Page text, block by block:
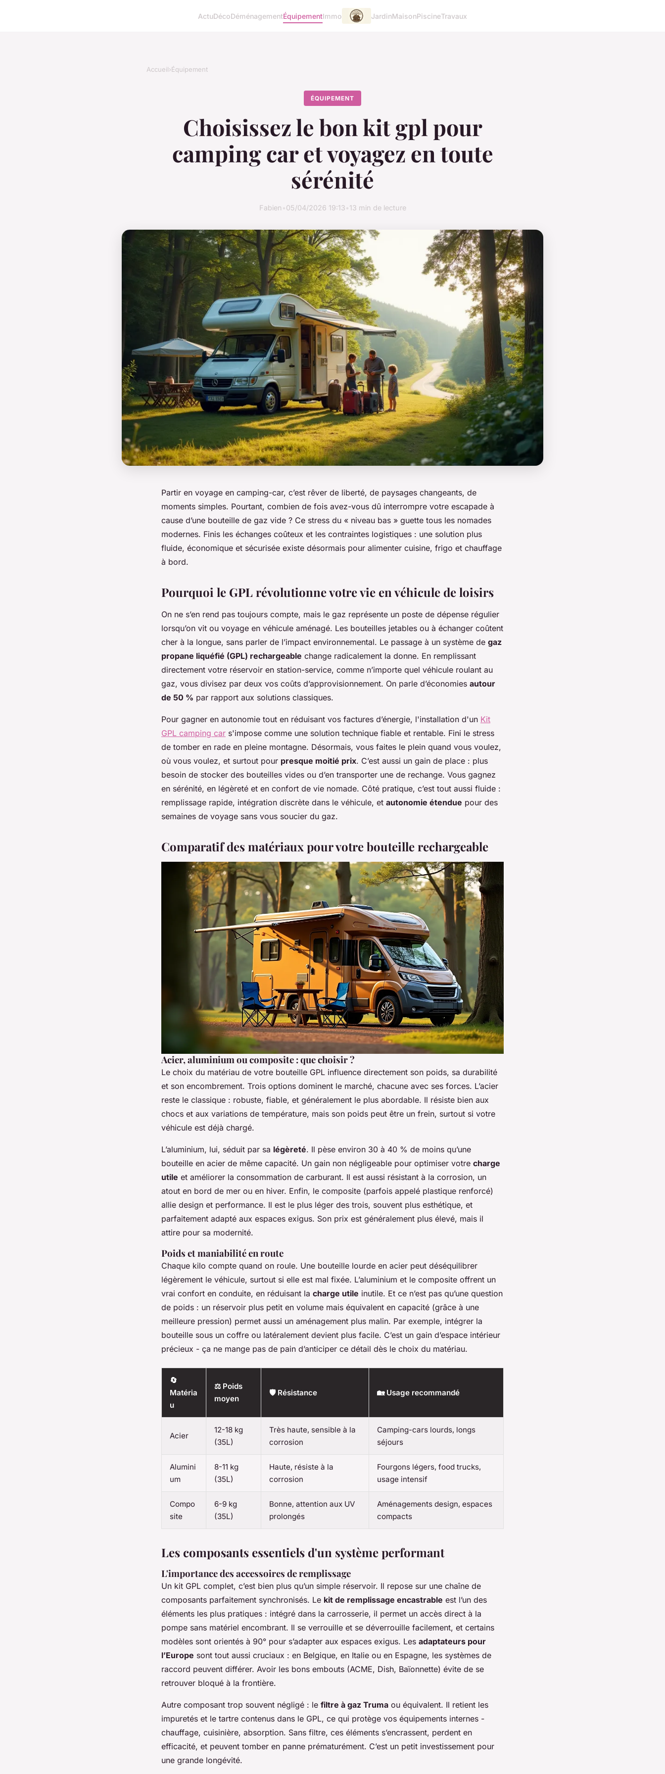
ActuDécoDéménagementÉquipementImmo JardinMaisonPiscineTravaux
Accueil›Équipement
ÉQUIPEMENT
Choisissez le bon kit gpl pour
camping car et voyagez en toute
sérénité
Fabien 05/04/2026 19:13 13 min de lecture
Partir en voyage en camping-car, c’est rêver de liberté, de paysages changeants, de
moments simples. Pourtant, combien de fois avez-vous dû interrompre votre escapade à
cause d’une bouteille de gaz vide ? Ce stress du « niveau bas » guette tous les nomades
modernes. Finis les échanges coûteux et les contraintes logistiques : une solution plus
fluide, économique et sécurisée existe désormais pour alimenter cuisine, frigo et chauffage
à bord.
Pourquoi le GPL révolutionne votre vie en véhicule de loisirs
On ne s’en rend pas toujours compte, mais le gaz représente un poste de dépense régulier
lorsqu’on vit ou voyage en véhicule aménagé. Les bouteilles jetables ou à échanger coûtent
cher à la longue, sans parler de l’impact environnemental. Le passage à un système de gaz
propane liquéfié (GPL) rechargeable change radicalement la donne. En remplissant
directement votre réservoir en station-service, comme n’importe quel véhicule roulant au
gaz, vous divisez par deux vos coûts d’approvisionnement. On parle d’économies autour
de 50 % par rapport aux solutions classiques.
Pour gagner en autonomie tout en réduisant vos factures d’énergie, l'installation d'un Kit
GPL camping car s'impose comme une solution technique fiable et rentable. Fini le stress
de tomber en rade en pleine montagne. Désormais, vous faites le plein quand vous voulez,
où vous voulez, et surtout pour presque moitié prix. C’est aussi un gain de place : plus
besoin de stocker des bouteilles vides ou d’en transporter une de rechange. Vous gagnez
en sérénité, en légèreté et en confort de vie nomade. Côté pratique, c’est tout aussi fluide :
remplissage rapide, intégration discrète dans le véhicule, et autonomie étendue pour des
semaines de voyage sans vous soucier du gaz.
Comparatif des matériaux pour votre bouteille rechargeable
Acier, aluminium ou composite : que choisir ?
Le choix du matériau de votre bouteille GPL influence directement son poids, sa durabilité
et son encombrement. Trois options dominent le marché, chacune avec ses forces. L’acier
reste le classique : robuste, fiable, et généralement le plus abordable. Il résiste bien aux
chocs et aux variations de température, mais son poids peut être un frein, surtout si votre
véhicule est déjà chargé.
L’aluminium, lui, séduit par sa légèreté. Il pèse environ 30 à 40 % de moins qu’une
bouteille en acier de même capacité. Un gain non négligeable pour optimiser votre charge
utile et améliorer la consommation de carburant. Il est aussi résistant à la corrosion, un
atout en bord de mer ou en hiver. Enfin, le composite (parfois appelé plastique renforcé)
allie design et performance. Il est le plus léger des trois, souvent plus esthétique, et
parfaitement adapté aux espaces exigus. Son prix est généralement plus élevé, mais il
attire pour sa modernité.
Poids et maniabilité en route
Chaque kilo compte quand on roule. Une bouteille lourde en acier peut déséquilibrer
légèrement le véhicule, surtout si elle est mal fixée. L’aluminium et le composite offrent un
vrai confort en conduite, en réduisant la charge utile inutile. Et ce n’est pas qu’une question
de poids : un réservoir plus petit en volume mais équivalent en capacité (grâce à une
meilleure pression) permet aussi un aménagement plus malin. Par exemple, intégrer la
bouteille sous un coffre ou latéralement devient plus facile. C’est un gain d’espace intérieur
précieux - ça ne mange pas de pain d’anticiper ce détail dès le choix du matériau.
🔄
Matéria
u
⚖️ Poids
moyen
🛡️ Résistance 🏡 Usage recommandé
Acier
12-18 kg
(35L)
Très haute, sensible à la
corrosion
Camping-cars lourds, longs
séjours
Alumini
um
8-11 kg
(35L)
Haute, résiste à la
corrosion
Fourgons légers, food trucks,
usage intensif
Compo
site
6-9 kg
(35L)
Bonne, attention aux UV
prolongés
Aménagements design, espaces
compacts
Les composants essentiels d'un système performant
L'importance des accessoires de remplissage
Un kit GPL complet, c’est bien plus qu’un simple réservoir. Il repose sur une chaîne de
composants parfaitement synchronisés. Le kit de remplissage encastrable est l’un des
éléments les plus pratiques : intégré dans la carrosserie, il permet un accès direct à la
pompe sans matériel encombrant. Il se verrouille et se déverrouille facilement, et certains
modèles sont orientés à 90° pour s’adapter aux espaces exigus. Les adaptateurs pour
l’Europe sont tout aussi cruciaux : en Belgique, en Italie ou en Espagne, les systèmes de
raccord peuvent différer. Avoir les bons embouts (ACME, Dish, Baïonnette) évite de se
retrouver bloqué à la frontière.
Autre composant trop souvent négligé : le filtre à gaz Truma ou équivalent. Il retient les
impuretés et le tartre contenus dans le GPL, ce qui protège vos équipements internes -
chauffage, cuisinière, absorption. Sans filtre, ces éléments s’encrassent, perdent en
efficacité, et peuvent tomber en panne prématurément. C’est un petit investissement pour
une grande longévité.